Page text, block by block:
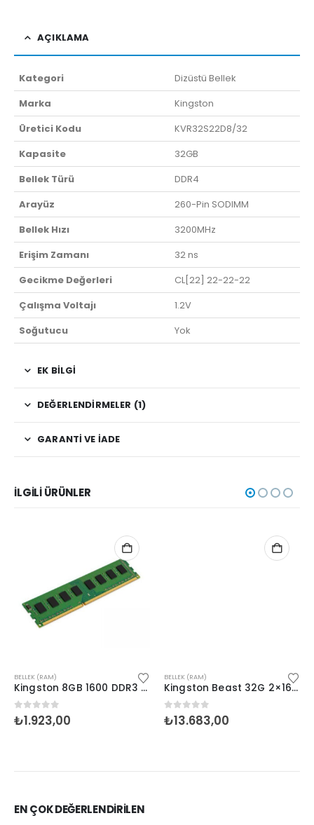
AÇIKLAMA
Kategori
Dizüstü Bellek
Marka
Kingston
Üretici Kodu
KVR32S22D8/32
Kapasite
32GB
Bellek Türü
DDR4
Arayüz
260-Pin SODIMM
Bellek Hızı
3200MHz
Erişim Zamanı
32 ns
Gecikme Değerleri
CL[22] 22-22-22
Çalışma Voltajı
1.2V
Soğutucu
Yok
EK BILGI
DEĞERLENDIRMELER (1)
GARANTI VE İADE
İLGILI ÜRÜNLER
BELLEK (RAM)
Kingston 8GB 1600 DDR3 KVR16N11/8WP
0 5 üzerinden
₺1.923,00
BELLEK (RAM)
Kingston Beast 32G 2×16 5200 D5 KF552C36BBEK2-32TR
0 5 üzerinden
₺13.683,00
EN ÇOK DEĞERLENDİRİLEN